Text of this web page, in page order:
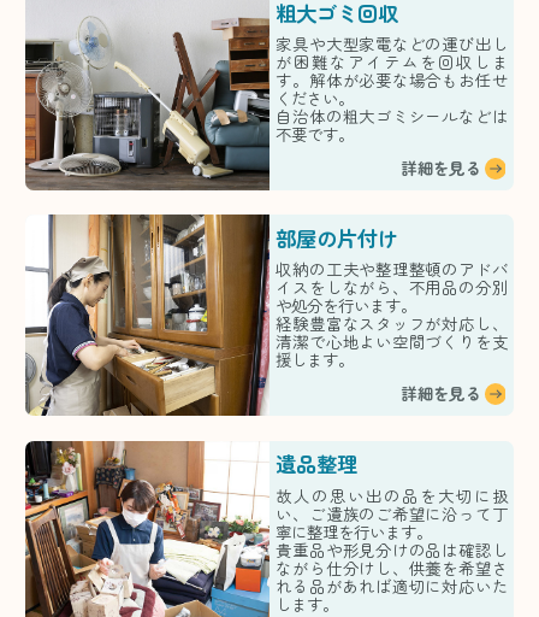
粗大ゴミ回収
家具や大型家電などの運び出し
が困難なアイテムを回収しま
す。解体が必要な場合もお任せ
ください。
自治体の粗大ゴミシールなどは
不要です。
詳細を見る
部屋の片付け
収納の工夫や整理整頓のアドバ
イスをしながら、不用品の分別
や処分を行います。
経験豊富なスタッフが対応し、
清潔で心地よい空間づくりを支
援します。
詳細を見る
遺品整理
故人の思い出の品を大切に扱
い、ご遺族のご希望に沿って丁
寧に整理を行います。
貴重品や形見分けの品は確認し
ながら仕分けし、供養を希望さ
れる品があれば適切に対応いた
します。